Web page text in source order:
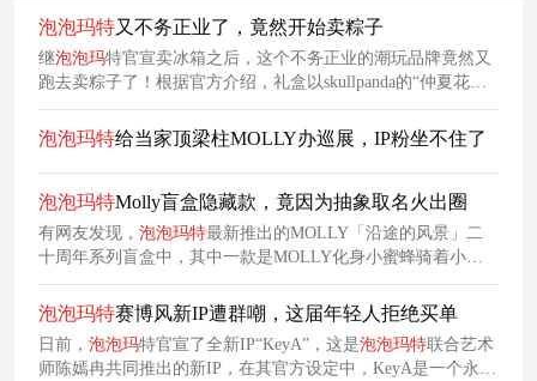
泡泡玛特又不务正业了，竟然开始卖粽子
继泡泡玛特官宣卖冰箱之后，这个不务正业的潮玩品牌竟然又
跑去卖粽子了！根据官方介绍，礼盒以skullpanda的“仲夏花间
集”系列为主题，将IP形象融入粽子礼盒设计，用高颜值设计与
限定属性持续为粉丝提供收藏、社交晒单的情绪价值。
泡泡玛特给当家顶梁柱MOLLY办巡展，IP粉坐不住了
泡泡玛特Molly盲盒隐藏款，竟因为抽象取名火出圈
有网友发现， 泡泡玛特最新推出的MOLLY「沿途的风景」二
十周年系列盲盒中，其中一款是MOLLY化身小蜜蜂骑着小海
豚的造型，官方竟然给这个造型的盲盒取名为“我是蜂子（I
Am a Wild Bee）”，这也太抽象太疯了。
泡泡玛特赛博风新IP遭群嘲，这届年轻人拒绝买单
日前， 泡泡玛特官宣了全新IP“KeyA”，这是泡泡玛特联合艺术
师陈嫣冉共同推出的新IP，在其官方设定中，KeyA是一个永远